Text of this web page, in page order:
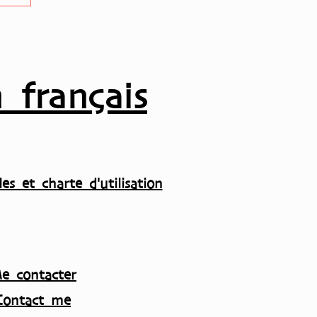
français
et charte d'utilisation
contacter
me